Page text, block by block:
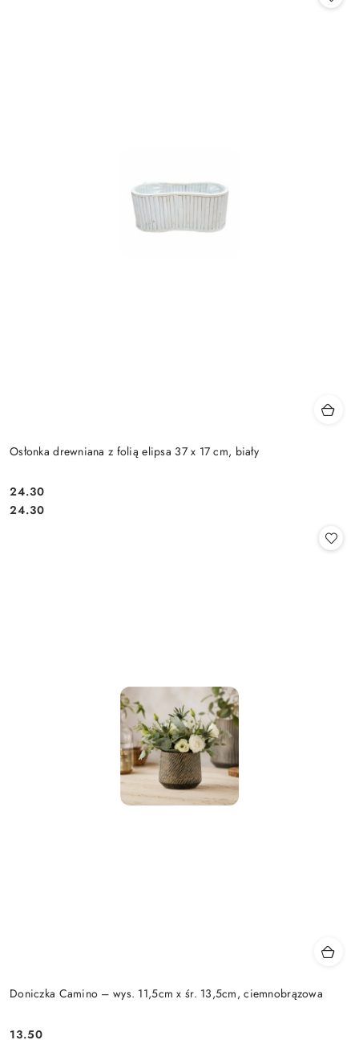
Osłonka drewniana z folią elipsa 37 x 17 cm, biały
Cena:
24.30
Cena:
24.30
Doniczka Camino – wys. 11,5cm x śr. 13,5cm, ciemnobrązowa
13.50